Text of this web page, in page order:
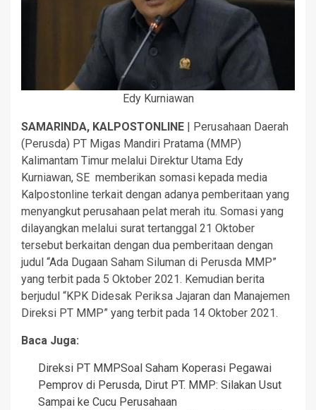
Edy Kurniawan
SAMARINDA, KALPOSTONLINE | Perusahaan Daerah
(Perusda) PT Migas Mandiri Pratama (MMP)
Kalimantam Timur melalui Direktur Utama Edy
Kurniawan, SE memberikan somasi kepada media
Kalpostonline terkait dengan adanya pemberitaan yang
menyangkut perusahaan pelat merah itu. Somasi yang
dilayangkan melalui surat tertanggal 21 Oktober
tersebut berkaitan dengan dua pemberitaan dengan
judul “Ada Dugaan Saham Siluman di Perusda MMP”
yang terbit pada 5 Oktober 2021. Kemudian berita
berjudul “KPK Didesak Periksa Jajaran dan Manajemen
Direksi PT MMP” yang terbit pada 14 Oktober 2021.
Baca Juga:
Direksi PT MMPSoal Saham Koperasi Pegawai
Pemprov di Perusda, Dirut PT. MMP: Silakan Usut
Sampai ke Cucu Perusahaan